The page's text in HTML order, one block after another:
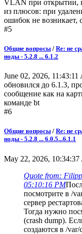
VLAN при открытии,
из плюсов: при
ошибок не возникает,
#5
Общие вопросы / Re: не
ноды - 5.2.8 ... 6.1.2
June 02, 2026, 11:43:11
обновился до 6.1.3,
сообщение как на
команде bt
#6
Общие вопросы / Re: не
ноды - 5.2.8 ... 6.0.5...6.1.1
May 22, 2026,
Quote from:
05:10:16 PM
посмотрите в /
сервер
Тогда нужно
(crash dump).
создаются в /var/